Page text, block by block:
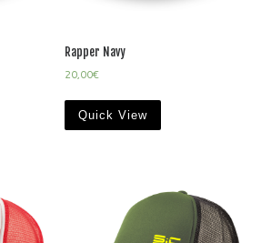
Rapper Navy
20,00€
Quick View